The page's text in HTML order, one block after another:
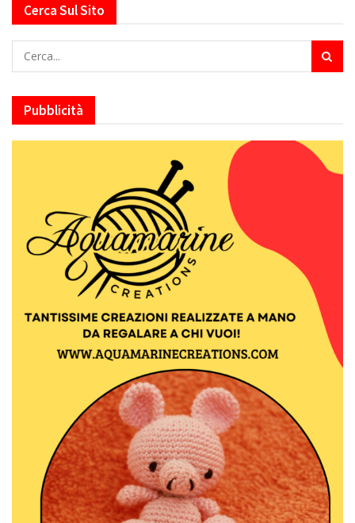
Cerca Sul Sito
Pubblicità